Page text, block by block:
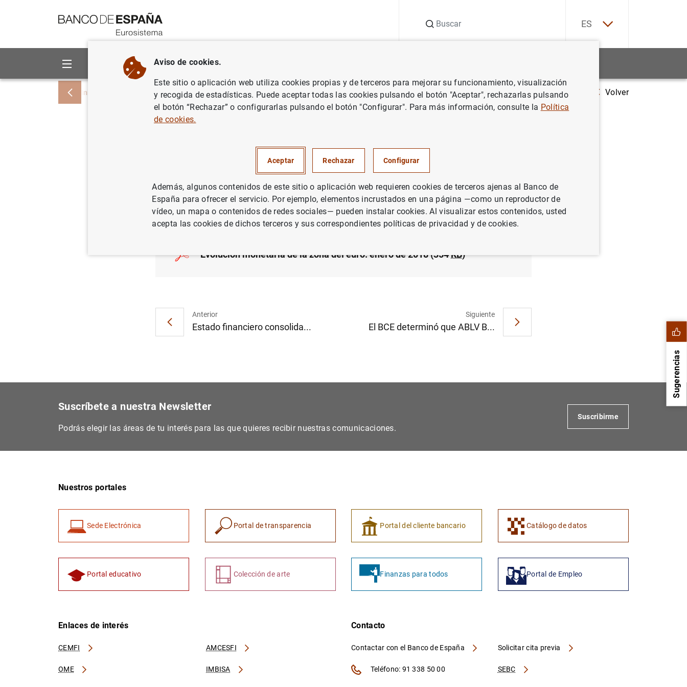
ES
Sobre el Banco Áreas de actuación
Inicio Noticias y eventos Noticias del Banco Central Europeo Notas de prensa del Banco Central Europeo Evolución monetaria de la zona del euro: enero de 2018
Volver
POLÍTICA MONETARIA SITUACIÓN ECONÓMICA
Evolución monetaria de la zona del euro: enero de 2018 (354KB)
Anterior
Estado financiero consolida...
Siguiente
El BCE determinó que ABLV B...
Sugerencias
Suscríbete a nuestra Newsletter
Podrás elegir las áreas de tu interés para las que quieres recibir nuestras comunicaciones.
Suscribirme
Nuestros portales
Sede Electrónica Portal de transparencia Portal del cliente bancario Catálogo de datos
Portal educativo Colección de arte Finanzas para todos Portal de Empleo
Enlaces de interés
CEMFI AMCESFI
OME IMBISA
Contacto
Contactar con el Banco de España
SEBC
Solicitar cita previa
Teléfono: 91 338 50 00
Aviso de cookies.
Este sitio o aplicación web utiliza cookies propias y de terceros para mejorar su funcionamiento, visualización
y recogida de estadísticas. Puede aceptar todas las cookies pulsando el botón "Aceptar", rechazarlas pulsando
el botón “Rechazar” o configurarlas pulsando el botón "Configurar". Para más información, consulte la Política
de cookies.
Aceptar Rechazar Configurar
Además, algunos contenidos de este sitio o aplicación web requieren cookies de terceros ajenas al Banco de
España para ofrecer el servicio. Por ejemplo, elementos incrustados en una página —como un reproductor de
vídeo, un mapa o contenidos de redes sociales— pueden instalar cookies. Al visualizar estos contenidos, usted
acepta las cookies de dichos terceros y sus correspondientes políticas de privacidad y de cookies.